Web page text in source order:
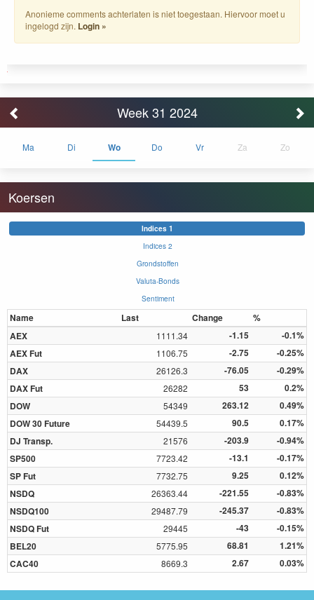
Anonieme comments achterlaten is niet toegestaan. Hiervoor moet u
ingelogd zijn. Login »
Week 31 2024
Ma Di Wo Do Vr Za Zo
Koersen
Indices 1
Indices 2
Grondstoffen
Valuta-Bonds
Sentiment
Name Last Change
%
AEX
1111.34 -1.15
-0.1%
AEX Fut
1106.75 -2.75
-0.25%
DAX
26126.3 -76.05
-0.29%
DAX Fut
26282 53
0.2%
DOW
54349 263.12
0.49%
DOW 30 Future
54439.5 90.5
0.17%
DJ Transp.
21576 -203.9
-0.94%
SP500
7723.42 -13.1
-0.17%
SP Fut
7732.75 9.25
0.12%
NSDQ
26363.44 -221.55
-0.83%
NSDQ100
29487.79 -245.37
-0.83%
NSDQ Fut
29445 -43
-0.15%
BEL20
5775.95 68.81
1.21%
CAC40
8669.3 2.67 0.03%